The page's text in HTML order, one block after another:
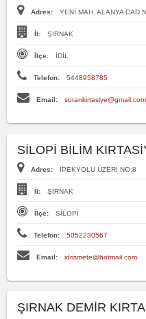
Adres: YENİ MAH. ALANYA CAD
İl: ŞIRNAK
İlçe: İDİL
Telefon: 5448958785
Email: sorankirtasiye@gmail.com
SİLOPİ BİLİM
Adres: İPEKYOLU ÜZERİ NO:8
İl: ŞIRNAK
İlçe: SİLOPİ
Telefon: 5052230567
Email: idrismete@hotmail.com
ŞIRNAK DEMİR